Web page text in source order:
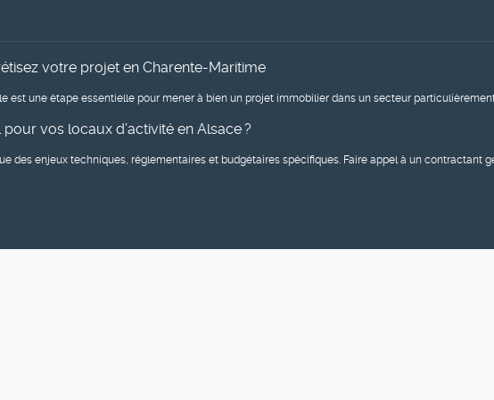
votre projet en Charente-Maritime
est une étape essentielle pour mener à bien un projet immobilier dans un secteur
vos locaux d’activité en Alsace ?
des enjeux techniques, réglementaires et budgétaires spécifiques. Faire appel à un contractant